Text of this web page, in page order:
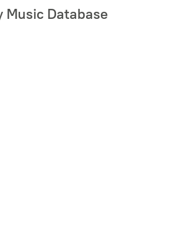
Music Database